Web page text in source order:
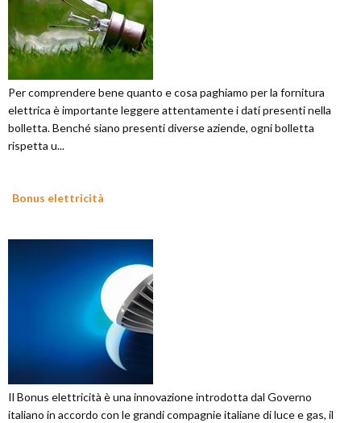
Per comprendere bene quanto e cosa paghiamo per la fornitura
elettrica è importante leggere attentamente i dati presenti nella
bolletta. Benché siano presenti diverse aziende, ogni bolletta
rispetta u...
Bonus elettricità
Il Bonus elettricità è una innovazione introdotta dal Governo
italiano in accordo con le grandi compagnie italiane di luce e gas, il